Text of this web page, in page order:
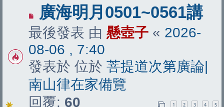
有
新
文
章
廣海明月0501~0561講
最後發表 由 懸壺子 « 2026-
08-06 , 7:40
發表於 位於 菩提道次第廣論|
南山律在家備覽
回覆: 60 1 2 3 4 5